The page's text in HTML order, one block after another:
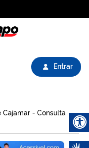
Entrar
- Consulta